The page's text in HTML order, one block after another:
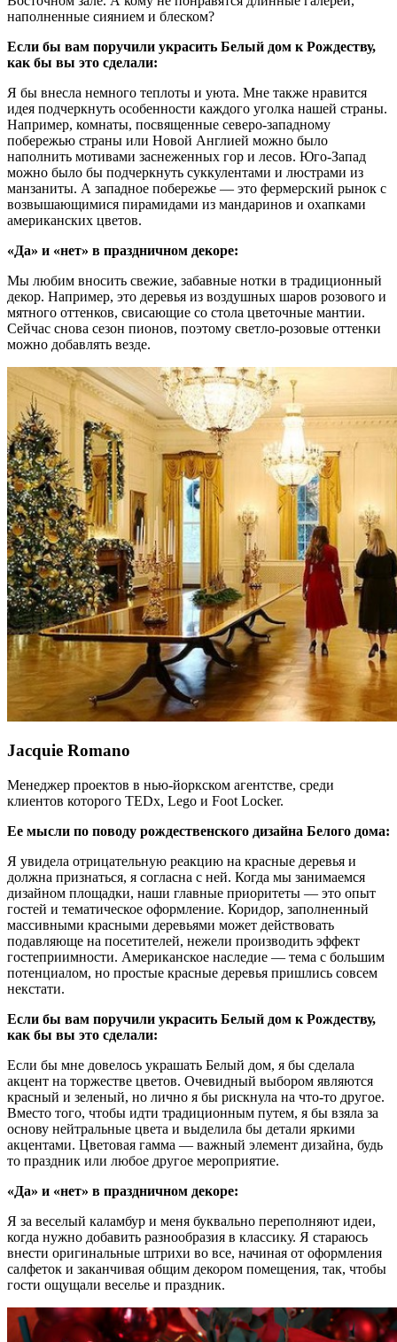
наполненные сиянием и блеском?
Если бы вам поручили украсить Белый дом к Рождеству,
как бы вы это сделали:
Я бы внесла немного теплоты и уюта. Мне также нравится
идея подчеркнуть особенности каждого уголка нашей страны.
Например, комнаты, посвященные северо-западному
побережью страны или Новой Англией можно было
наполнить мотивами заснеженных гор и лесов. Юго-Запад
можно было бы подчеркнуть суккулентами и люстрами из
манзаниты. А западное побережье — это фермерский рынок с
возвышающимися пирамидами из мандаринов и охапками
американских цветов.
«Да» и «нет» в праздничном декоре:
Мы любим вносить свежие, забавные нотки в традиционный
декор. Например, это деревья из воздушных шаров розового и
мятного оттенков, свисающие со стола цветочные мантии.
Сейчас снова сезон пионов, поэтому светло-розовые оттенки
можно добавлять везде.
Jacquie Romano
Менеджер проектов в нью-йоркском агентстве, среди
клиентов которого TEDx, Lego и Foot Locker.
Ее мысли по поводу рождественского дизайна Белого дома:
Я увидела отрицательную реакцию на красные деревья и
должна признаться, я согласна с ней. Когда мы занимаемся
дизайном площадки, наши главные приоритеты — это опыт
гостей и тематическое оформление. Коридор, заполненный
массивными красными деревьями может действовать
подавляюще на посетителей, нежели производить эффект
гостеприимности. Американское наследие — тема с большим
потенциалом, но простые красные деревья пришлись совсем
некстати.
Если бы вам поручили украсить Белый дом к Рождеству,
как бы вы это сделали:
Если бы мне довелось украшать Белый дом, я бы сделала
акцент на торжестве цветов. Очевидный выбором являются
красный и зеленый, но лично я бы рискнула на что-то другое.
Вместо того, чтобы идти традиционным путем, я бы взяла за
основу нейтральные цвета и выделила бы детали яркими
акцентами. Цветовая гамма — важный элемент дизайна, будь
то праздник или любое другое мероприятие.
«Да» и «нет» в праздничном декоре:
Я за веселый каламбур и меня буквально переполняют идеи,
когда нужно добавить разнообразия в классику. Я стараюсь
внести оригинальные штрихи во все, начиная от оформления
салфеток и заканчивая общим декором помещения, так, чтобы
гости ощущали веселье и праздник.